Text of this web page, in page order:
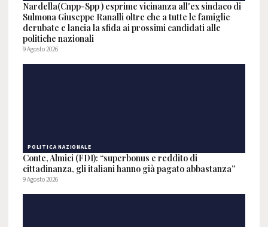
Nardella(Cnpp-Spp ) esprime vicinanza all'ex sindaco di
Sulmona Giuseppe Ranalli oltre che a tutte le famiglie
derubate e lancia la sfida ai prossimi candidati alle
politiche nazionali
9 Agosto 2026
POLITICA NAZIONALE
Conte, Almici (FDI): “superbonus e reddito di
cittadinanza, gli italiani hanno già pagato abbastanza”
9 Agosto 2026